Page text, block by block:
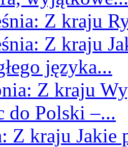
Z kraju
Z kraju
języka...
Z kraju
do Polski –...
Z kraju Jakie